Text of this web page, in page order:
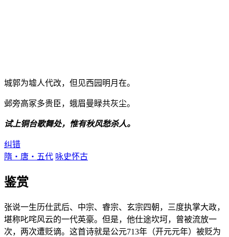
城郭为墟人代改，但见西园明月在。
邺旁高冢多贵臣，蛾眉曼睩共灰尘。
试上铜台歌舞处，惟有秋风愁杀人。
纠错
隋・唐・五代 咏史怀古
鉴赏
张说一生历仕武后、中宗、睿宗、玄宗四朝，三度执掌大政，
堪称叱咤风云的一代英豪。但是，他仕途坎坷，曾被流放一
次，两次遭贬谪。这首诗就是公元713年（开元元年）被贬为